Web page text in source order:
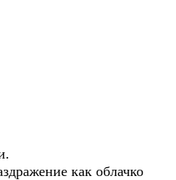
как облачко